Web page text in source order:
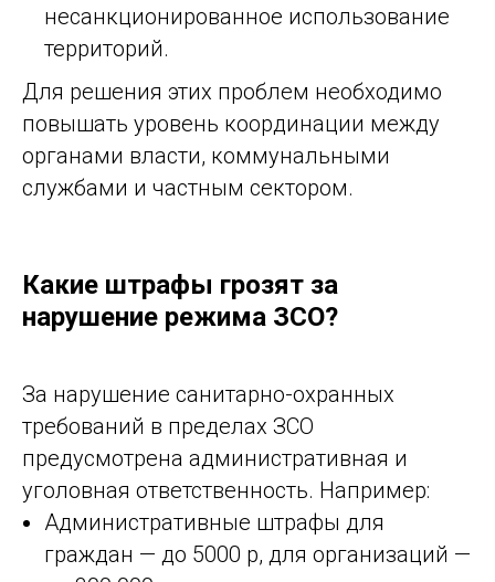
несанкционированное использование
территорий.
Для решения этих проблем необходимо
повышать уровень координации между
органами власти, коммунальными
службами и частным сектором.
Какие штрафы грозят за
нарушение режима ЗСО?
За нарушение санитарно-охранных
требований в пределах ЗСО
предусмотрена административная и
уголовная ответственность. Например:
Административные штрафы для
граждан — до 5000 р, для организаций —